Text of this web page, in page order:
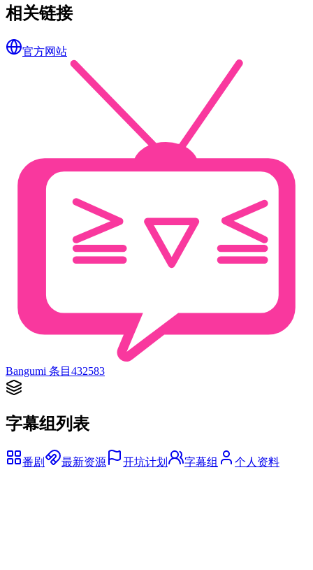
相关链接
官方网站
Bangumi 条目 432583
字幕组列表
番剧 最新资源 开坑计划 字幕组 个人资料